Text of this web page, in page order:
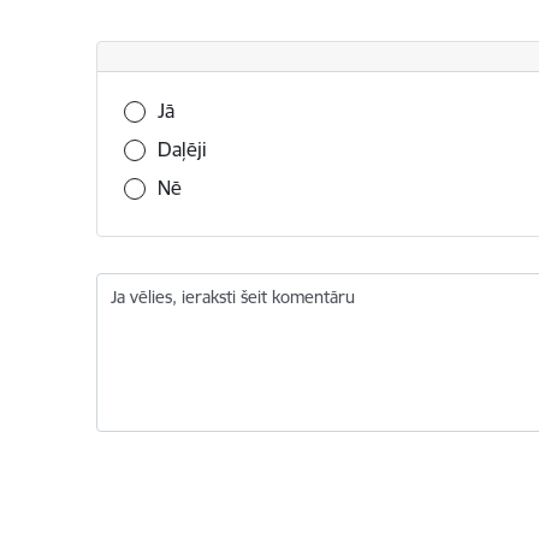
Vai šī informācija bija noderīga?
Jā
Daļēji
Nē
Ja vēlies, ieraksti šeit komentāru